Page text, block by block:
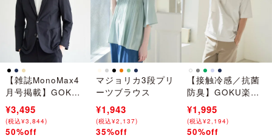
【雑誌MonoMax4
月号掲載】GOKU
楽ワーク速乾鹿の
子ジャケット【セ
ットアップ対応】
¥6,990
(税込¥7,689)
→
¥3,495
(税込¥3,844)
50%off
マジョリカ3段プリ
ーツブラウス
¥2,990
(税込¥3,289)
→
¥1,943
(税込¥2,137)
35%off
【接触冷感／抗菌
防臭】GOKU楽セ
イケツ5分袖パーカ
¥3,990
(税込¥4,389)
→
¥1,995
(税込¥2,194)
50%off